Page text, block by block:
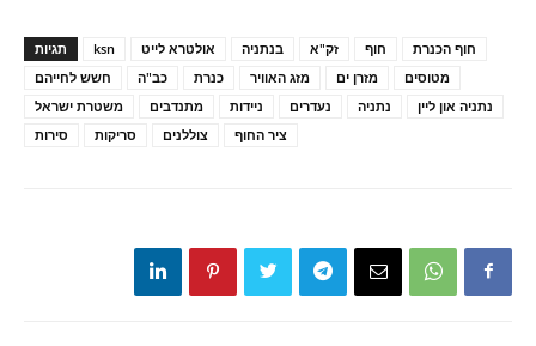
תגיות ksn אולטרא לייט בנתניה זק"א חוף
חוף הכנרת
חשש לחייהם
כב"ה כנרת מזג האוויר מזרן ים
מטוסים
משטרת ישראל
מתנדבים ניידות נעדרים נתניה
נתניה און ליין
סירות
סריקות צוללנים ציר החוף